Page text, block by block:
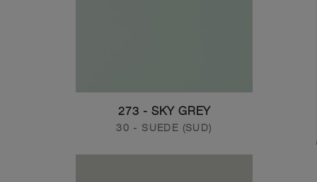
273 - SKY GREY
30 - SUEDE (SUD)